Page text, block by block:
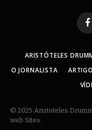
ARISTÓTELES
O JORNALISTA
© 2025 Aristoteles
web Sites.